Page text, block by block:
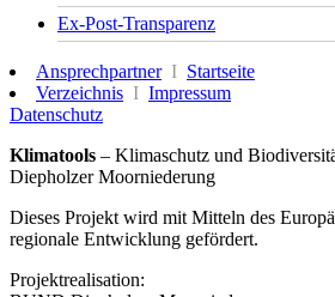
Ex-Post-Transparenz
AnsprechpartnerI Startseite
Verzeichnis I Impressum
Datenschutz
Klimatools – Klimaschutz und
Diepholzer Moorniederung
Dieses Projekt wird mit Mitteln des
regionale Entwicklung gefördert.
Projektrealisation: